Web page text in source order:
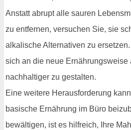
Anstatt abrupt alle sauren
zu entfernen, versuchen Sie, sie
alkalische Alternativen zu
sich an die neue Ernährungsweise
nachhaltiger zu gestalten.
Eine weitere Herausforderung
basische Ernährung im Büro
bewältigen, ist es hilfreich, Ihre